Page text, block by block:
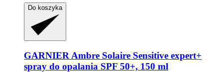
Do koszyka
GARNIER Ambre Solaire Sensitive expert+
spray do opalania SPF 50+, 150 ml